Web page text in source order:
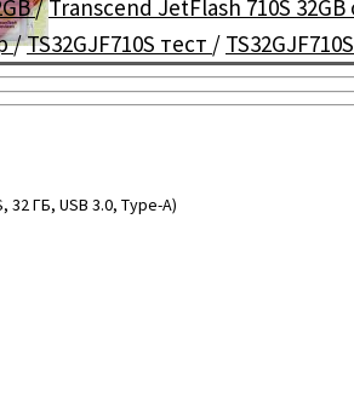
ГБ, USB 3.0, Type-A)
/Transcend JetFlash 710S 32GB
/TS32GJF710S тест /